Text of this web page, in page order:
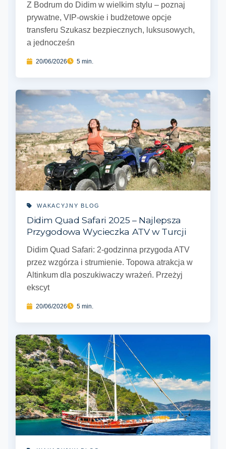
Z Bodrum do Didim w wielkim stylu – poznaj
prywatne, VIP-owskie i budżetowe opcje
transferu Szukasz bezpiecznych, luksusowych,
a jednocześn
20/06/2026 5 min.
WAKACYJNY BLOG
Didim Quad Safari 2025 – Najlepsza
Przygodowa Wycieczka ATV w Turcji
Didim Quad Safari: 2-godzinna przygoda ATV
przez wzgórza i strumienie. Topowa atrakcja w
Altinkum dla poszukiwaczy wrażeń. Przeżyj
ekscyt
20/06/2026 5 min.